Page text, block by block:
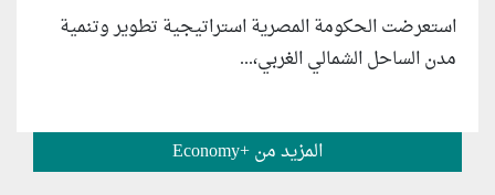
استعرضت الحكومة المصرية استراتيجية تطوير وتنمية
مدن الساحل الشمالي الغربي،...
المزيد من +Economy